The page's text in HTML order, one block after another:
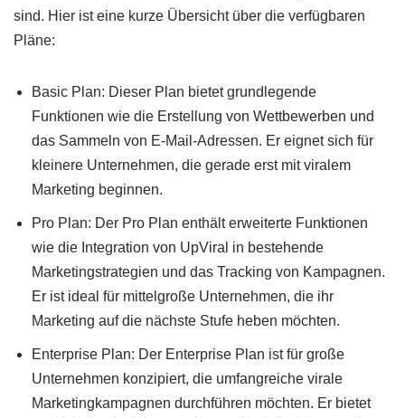
sind. Hier ist eine kurze Übersicht über die verfügbaren
Pläne:
Basic Plan: Dieser Plan bietet grundlegende
Funktionen wie die Erstellung von Wettbewerben und
das Sammeln von E-Mail-Adressen. Er eignet sich für
kleinere Unternehmen, die gerade erst mit viralem
Marketing beginnen.
Pro Plan: Der Pro Plan enthält erweiterte Funktionen
wie die Integration von UpViral in bestehende
Marketingstrategien und das Tracking von Kampagnen.
Er ist ideal für mittelgroße Unternehmen, die ihr
Marketing auf die nächste Stufe heben möchten.
Enterprise Plan: Der Enterprise Plan ist für große
Unternehmen konzipiert, die umfangreiche virale
Marketingkampagnen durchführen möchten. Er bietet